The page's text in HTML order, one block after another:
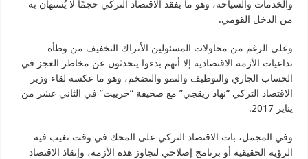
والخدمات والسياحة، وهو ما يفقد الاقتصاد التركي حجمًا لا يُستهان به
من الدخل القومي.
وعلى الرغم من محاولات المسئولين الأتراك التخفيف من وطأة
تداعيات الأزمة الاقتصادية إلا أنهم بدءوا يتحدثون عن مخاطر العجز في
الحساب الجاري والتوظيف والنمو والتضخم، وهو ما عكسه لقاء وزير
الاقتصاد التركي “نهاد زيقجي” مع صحيفة “حرييت” في الثاني عشر من
يناير 2017.
وفي المجمل، بات الاقتصاد التركي على المحك في وقت تغيب فيه
الرؤية الحقيقية أو برنامج إصلاحي لتجاوز هذه الأزمة، وإنقاذ الاقتصاد